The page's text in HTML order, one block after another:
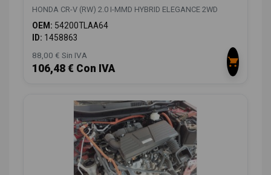
HONDA CR-V (RW) 2.0 I-MMD HYBRID ELEGANCE 2WD
OEM: 54200TLAA64
ID: 1458863
88,00 € Sin IVA
106,48 € Con IVA